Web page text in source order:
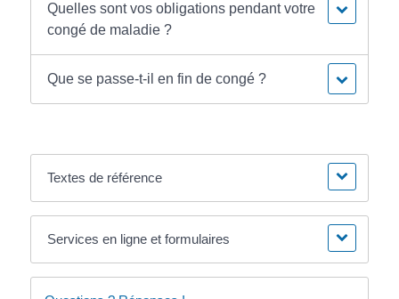
Quelles sont vos obligations pendant votre
congé de maladie ?
Que se passe-t-il en fin de congé ?
Textes de référence
Services en ligne et formulaires